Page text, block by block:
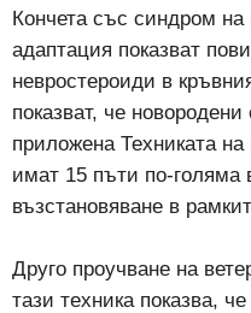
Кончета със синдром на
адаптация показват
невростероиди в
показват, че
приложена Техниката
имат 15 пъти по-голяма
възстановяване в
Друго проучване на
тази техника показва,